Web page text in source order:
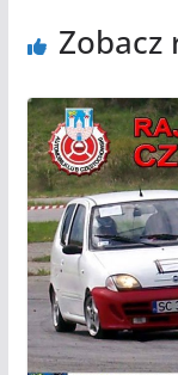
Zobacz